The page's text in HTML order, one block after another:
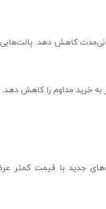
کاهش دهد. پالت‌هایی
به خرید مداوم را کاهش دهد.
جدید با قیمت کمتر